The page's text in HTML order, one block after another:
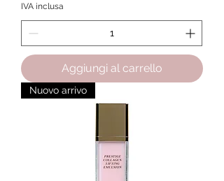
IVA inclusa
Aggiungi al carrello
Nuovo arrivo